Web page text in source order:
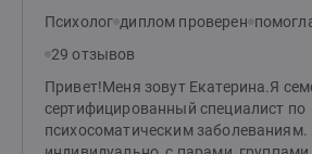
благополучие.Я сопровождаю
трудностей.
Психолог диплом проверен
29 отзывов
Привет!Меня зовут Екатерина.Я
сертифицированный специалист по
психосоматическим